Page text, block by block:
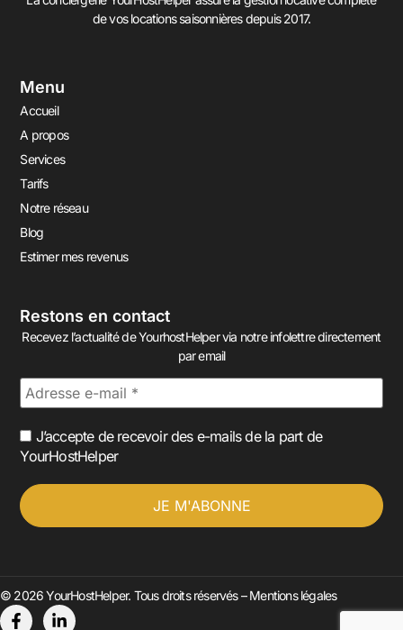
de vos locations saisonnières depuis 2017.
Menu
Accueil
A propos
Services
Tarifs
Notre réseau
Blog
Estimer mes revenus
Restons en contact
Recevez l’actualité de YourhostHelper via notre infolettre directement
par email
J’accepte de recevoir des e-mails de la part de
YourHostHelper
© 2026 YourHostHelper. Tous droits réservés –Mentions légales